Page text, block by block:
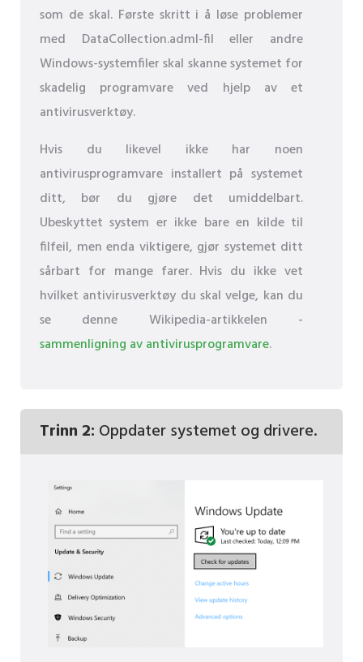
som de skal. Første skritt i å løse problemer
med DataCollection.adml-fil eller andre
Windows-systemfiler skal skanne systemet for
skadelig programvare ved hjelp av et
antivirusverktøy.
Hvis du likevel ikke har noen
antivirusprogramvare installert på systemet
ditt, bør du gjøre det umiddelbart.
Ubeskyttet system er ikke bare en kilde til
filfeil, men enda viktigere, gjør systemet ditt
sårbart for mange farer. Hvis du ikke vet
hvilket antivirusverktøy du skal velge, kan du
se denne Wikipedia-artikkelen -
sammenligning av antivirusprogramvare.
Trinn 2: Oppdater systemet og drivere.